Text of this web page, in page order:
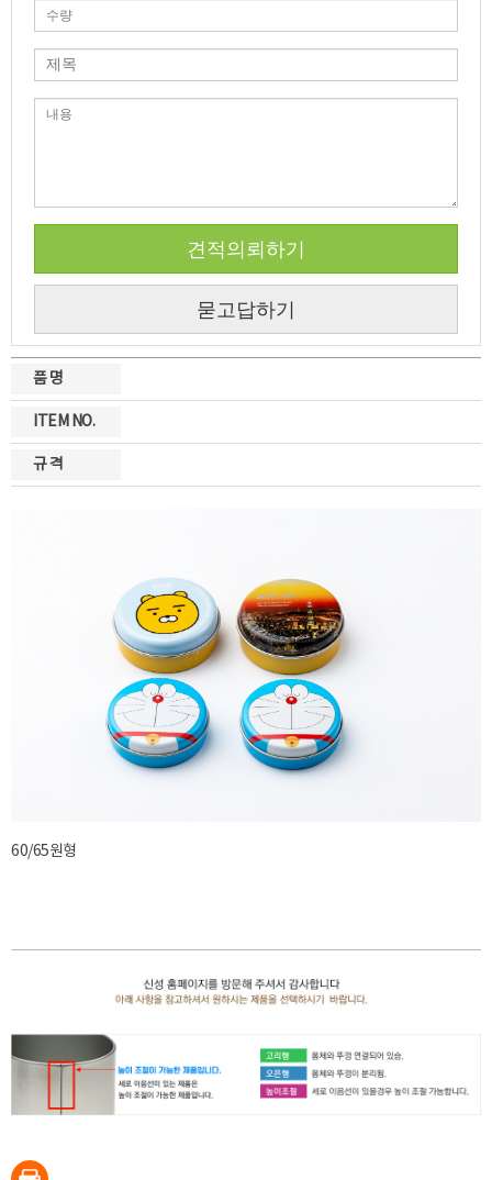
견적의뢰하기
묻고답하기
품 명
ITEM NO.
규 격
60/65원형